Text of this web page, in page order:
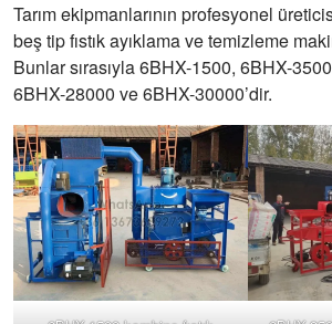
Tarım ekipmanlarının profesyonel
beş tip fıstık ayıklama ve temizleme
Bunlar sırasıyla 6BHX-1500, 6BHX-
6BHX-28000 ve 6BHX-30000’dir.